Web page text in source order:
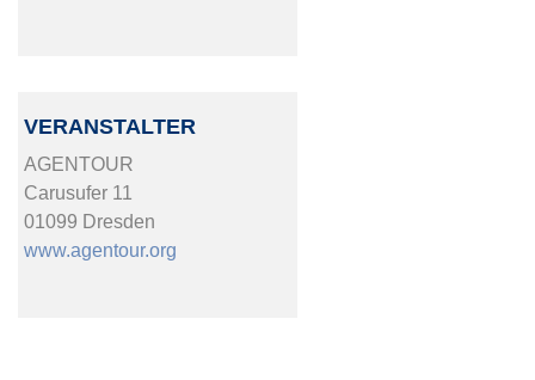
VERANSTALTER
AGENTOUR
Carusufer 11
01099 Dresden
www.agentour.org